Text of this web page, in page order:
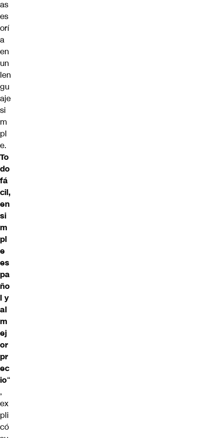
as
es
orí
a
en
un
len
gu
aje
si
m
pl
e.
To
do
fá
cil,
en
si
m
pl
e
es
pa
ño
l y
al
m
ej
or
pr
ec
io“
,
ex
pli
có